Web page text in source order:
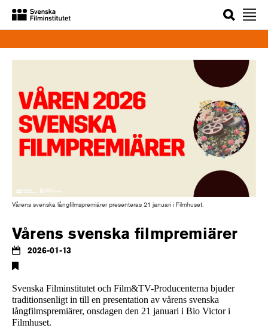
Sök
Vårens svenska långfilmspremiärer presenteras 21 januari i Filmhuset.
Vårens svenska filmpremiärer
2026-01-13
Svenska Filminstitutet och Film&TV-Producenterna bjuder
traditionsenligt in till en presentation av vårens svenska
långfilmspremiärer, onsdagen den 21 januari i Bio Victor i
Filmhuset.